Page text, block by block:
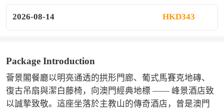
2026-08-14 HKD343
Package Introduction
薈景閣餐廳以明亮通透的拱形門廊、葡式馬賽克地磚、
復古吊扇與潔白藤椅，向澳門經典地標 —— 峰景酒店致
以誠摯致敬。這座坐落於主教山的傳奇酒店，曾是澳門